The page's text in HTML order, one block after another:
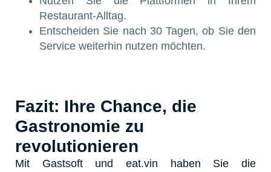
Restaurant-Alltag.
Entscheiden Sie nach 30 Tagen, ob Sie den
Service weiterhin nutzen möchten.
Fazit: Ihre Chance, die
Gastronomie zu
revolutionieren
Mit Gastsoft und eat.vin haben Sie die